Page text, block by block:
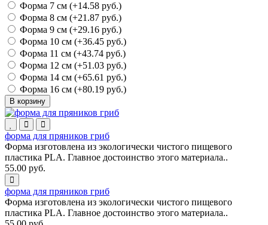
Форма 7 см (+14.58 руб.)
Форма 8 см (+21.87 руб.)
Форма 9 см (+29.16 руб.)
Форма 10 см (+36.45 руб.)
Форма 11 см (+43.74 руб.)
Форма 12 см (+51.03 руб.)
Форма 14 см (+65.61 руб.)
Форма 16 см (+80.19 руб.)
В корзину
форма для пряников гриб
Форма изготовлена из экологически чистого пищевого
пластика PLA. Главное достоинство этого материала..
55.00 руб.
форма для пряников гриб
Форма изготовлена из экологически чистого пищевого
пластика PLA. Главное достоинство этого материала..